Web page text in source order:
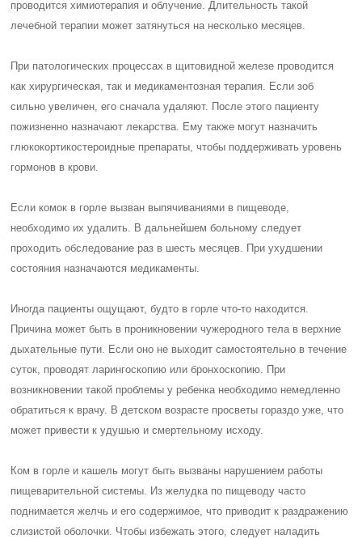
проводится химиотерапия и облучение. Длительность такой
лечебной терапии может затянуться на несколько месяцев.
При патологических процессах в щитовидной железе проводится
как хирургическая, так и медикаментозная терапия. Если зоб
сильно увеличен, его сначала удаляют. После этого пациенту
пожизненно назначают лекарства. Ему также могут назначить
глюкокортикостероидные препараты, чтобы поддерживать уровень
гормонов в крови.
Если комок в горле вызван выпячиваниями в пищеводе,
необходимо их удалить. В дальнейшем больному следует
проходить обследование раз в шесть месяцев. При ухудшении
состояния назначаются медикаменты.
Иногда пациенты ощущают, будто в горле что-то находится.
Причина может быть в проникновении чужеродного тела в верхние
дыхательные пути. Если оно не выходит самостоятельно в течение
суток, проводят ларингоскопию или бронхоскопию. При
возникновении такой проблемы у ребенка необходимо немедленно
обратиться к врачу. В детском возрасте просветы гораздо уже, что
может привести к удушью и смертельному исходу.
Ком в горле и кашель могут быть вызваны нарушением работы
пищеварительной системы. Из желудка по пищеводу часто
поднимается желчь и его содержимое, что приводит к раздражению
слизистой оболочки. Чтобы избежать этого, следует наладить